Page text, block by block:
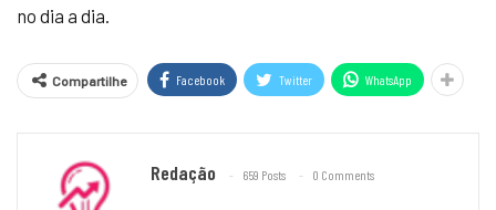
no dia a dia.
Compartilhe Facebook Twitter WhatsApp
Redação 659 Posts 0 Comments